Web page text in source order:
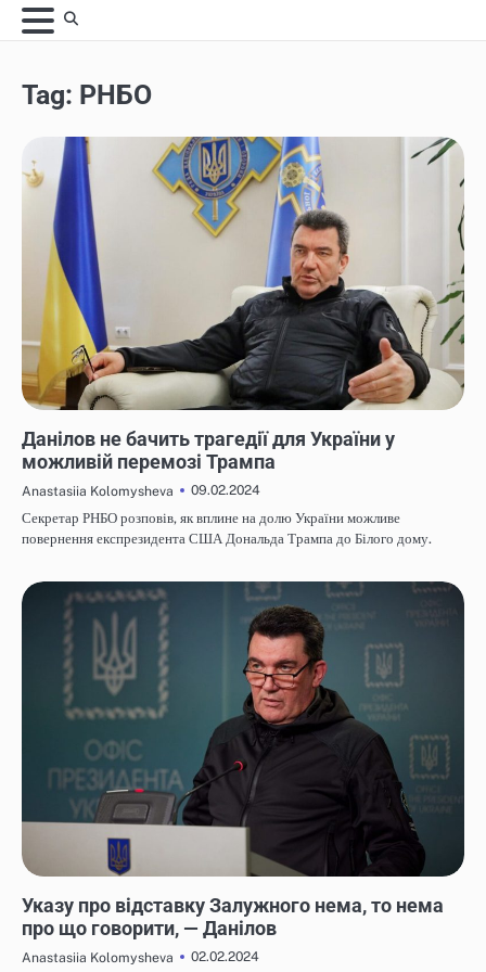
Skip
to
Tag: РНБО
Данілов не бачить трагедії для України у
можливій перемозі Трампа
Anastasiia Kolomysheva
09.02.2024
Секретар РНБО розповів, як вплине на долю України можливе
повернення експрезидента США Дональда Трампа до Білого дому.
Указу про відставку Залужного нема, то нема
про що говорити, — Данілов
Anastasiia Kolomysheva 02.02.2024